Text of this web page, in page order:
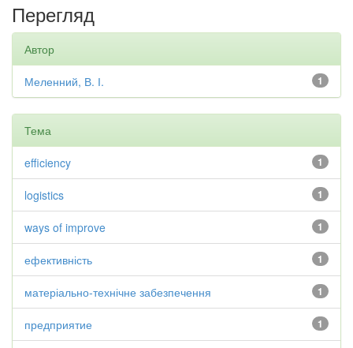
Перегляд
Автор
1
Меленний, В. І.
Тема
1
efficiency
1
logistics
1
ways of improve
1
ефективність
1
матеріально-технічне забезпечення
1
предприятие